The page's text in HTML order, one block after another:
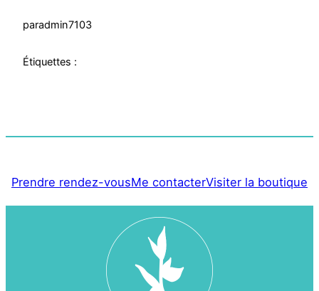
paradmin7103
Étiquettes :
Prendre rendez-vousMe contacterVisiter la boutique